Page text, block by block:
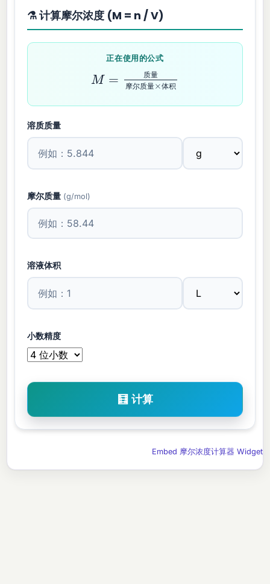
⚗️ 计算摩尔浓度 (M = n / V)
正在使用的公式
摩 尔质 量 体 积
体积
溶质质量
摩尔质量 (g/mol)
溶液体积
小数精度
🧮 计算
Embed 摩尔浓度计算器 Widget